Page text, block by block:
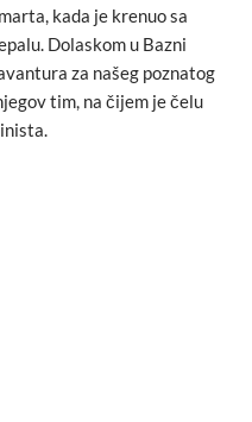
kada je krenuo sa
Dolaskom u Bazni
za našeg poznatog
tim, na čijem je čelu